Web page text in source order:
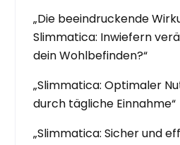
„Die beeindruckende
Slimmatica: Inwiefern
dein Wohlbefinden?“
„Slimmatica: Optimaler
durch tägliche Einnahme“
„Slimmatica: Sicher und